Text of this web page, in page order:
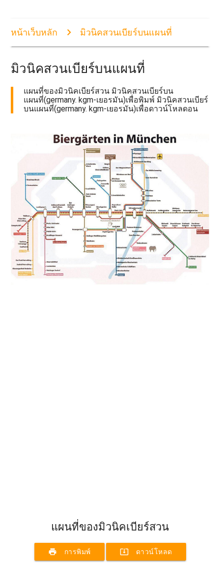
หน้าเว็บหลัก มิวนิคสวนเบียร์บนแผนที่
มิวนิคสวนเบียร์บนแผนที่
แผนที่ของมิวนิคเบียร์สวน มิวนิคสวนเบียร์บน
แผนที่(germany. kgm-เยอรมัน)เพื่อพิมพ์ มิวนิคสวนเบียร์
บนแผนที่(germany. kgm-เยอรมัน)เพื่อดาวน์โหลดอน
แผนที่ของมิวนิคเบียร์สวน
print การพิมพ์ system_update_alt ดาวน์โหลด